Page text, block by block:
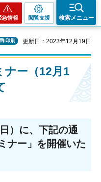
急情報 閲覧支援 検索メニュー
印刷 更新日：2023年12月19日
ナー（12月1
）に、下記の通
ナー」を開催いた